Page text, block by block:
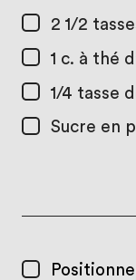
2 1/2
1 c. à thé
1/4 tasse
Sucre en